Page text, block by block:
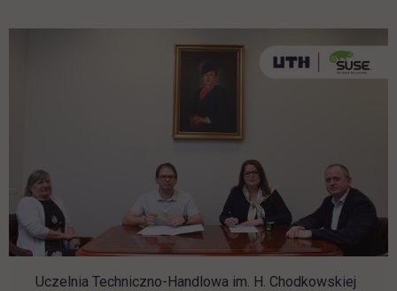
Uczelnia Techniczno-Handlowa im. H. Chodkowskiej